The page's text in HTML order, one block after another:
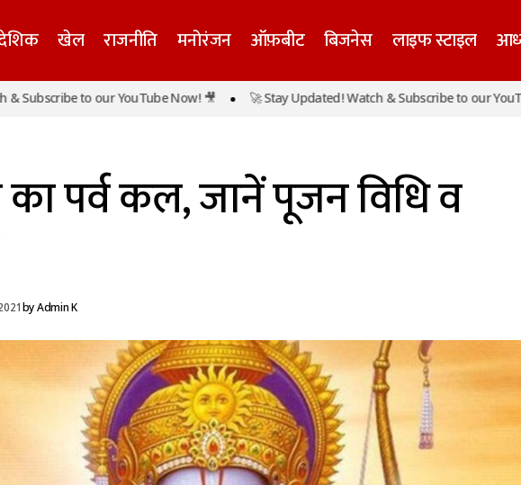
खेल राजनीति मनोरंजन ऑफ़बीट बिजनेस लाइफ स्टाइल
राम नवमी का पर्व कल, जानें पूजन विधि व शुभ
to our YouTube Now! 🎥 🚀 Stay Updated! Watch & Subscribe to our YouTube
का पर्व कल, जानें पूजन विधि व
byAdmin K